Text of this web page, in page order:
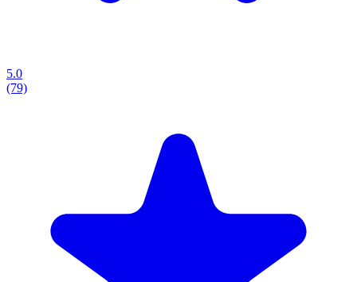
5.0
(79)